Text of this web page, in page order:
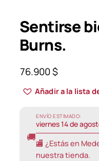
Sentirse
Burns.
76.900$
Añadir a la lista
🚚
ENVÍO ESTIMADO:
viernes 14 de
🏬 ¿Estás en
nuestra tienda.